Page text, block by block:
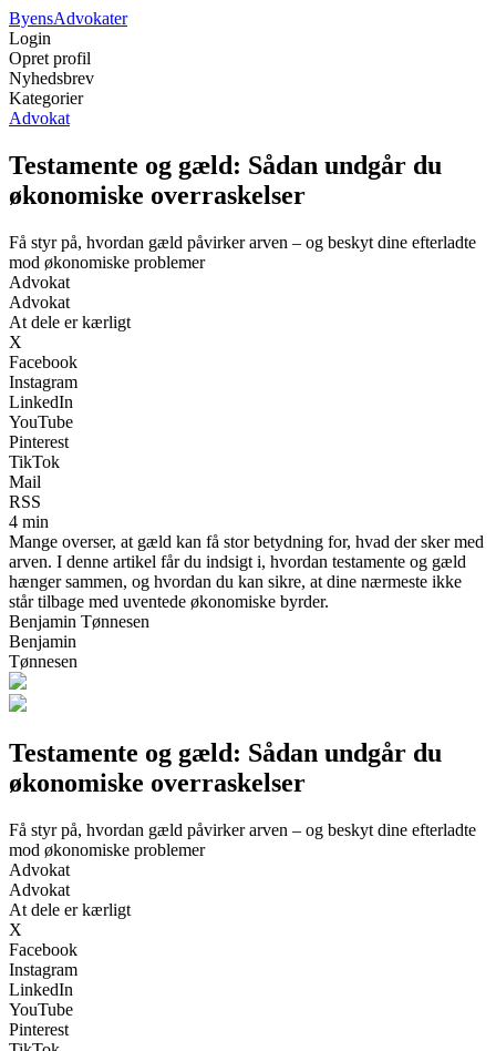
ByensAdvokater
Login
Opret profil
Nyhedsbrev
Kategorier
Advokat
Testamente og gæld: Sådan undgår du
økonomiske overraskelser
Få styr på, hvordan gæld påvirker arven – og beskyt dine efterladte
mod økonomiske problemer
Advokat
Advokat
At dele er kærligt
X
Facebook
Instagram
LinkedIn
YouTube
Pinterest
TikTok
Mail
RSS
4 min
Mange overser, at gæld kan få stor betydning for, hvad der sker med
arven. I denne artikel får du indsigt i, hvordan testamente og gæld
hænger sammen, og hvordan du kan sikre, at dine nærmeste ikke
står tilbage med uventede økonomiske byrder.
Benjamin Tønnesen
Benjamin
Tønnesen
Testamente og gæld: Sådan undgår du
økonomiske overraskelser
Få styr på, hvordan gæld påvirker arven – og beskyt dine efterladte
mod økonomiske problemer
Advokat
Advokat
At dele er kærligt
X
Facebook
Instagram
LinkedIn
YouTube
Pinterest